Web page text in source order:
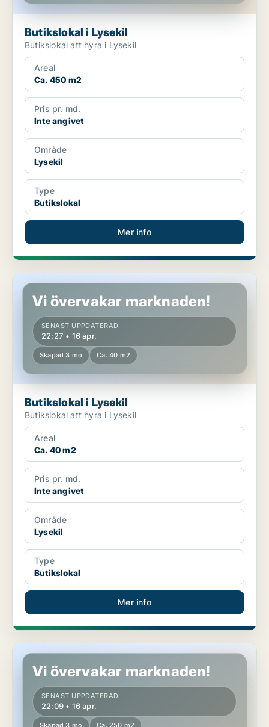
Butikslokal i Lysekil
Butikslokal att hyra i Lysekil
Areal
Ca. 450 m2
Pris pr. md.
Inte angivet
Område
Lysekil
Type
Butikslokal
Mer info
Butikslokal i Lysekil
Vi övervakar marknaden!
SENAST UPPDATERAD
22:27 • 16 apr.
Skapad 3 mo Ca. 40 m2
Butikslokal i Lysekil
Butikslokal att hyra i Lysekil
Areal
Ca. 40 m2
Pris pr. md.
Inte angivet
Område
Lysekil
Type
Butikslokal
Mer info
Butikslokal i Lysekil
Vi övervakar marknaden!
SENAST UPPDATERAD
22:09 • 16 apr.
Skapad 3 mo Ca. 250 m2